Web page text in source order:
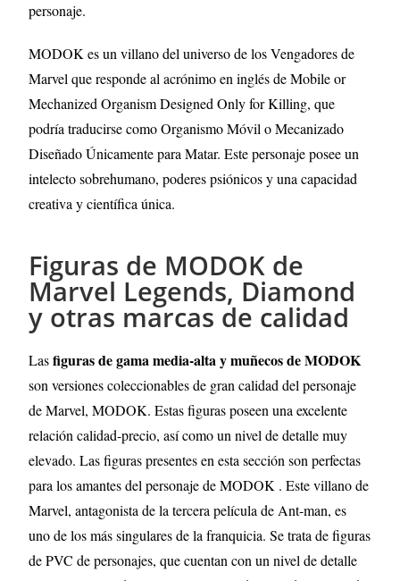
personaje.
MODOK es un villano del universo de los Vengadores de
Marvel que responde al acrónimo en inglés de Mobile or
Mechanized Organism Designed Only for Killing, que
podría traducirse como Organismo Móvil o Mecanizado
Diseñado Únicamente para Matar. Este personaje posee un
intelecto sobrehumano, poderes psiónicos y una capacidad
creativa y científica única.
Figuras de MODOK de
Marvel Legends, Diamond
y otras marcas de calidad
Lasfiguras de gama media-alta y muñecos deMODOK
son versiones coleccionables de gran calidad del personaje
de Marvel,MODOK. Estas figuras poseen una excelente
relación calidad-precio, así como un nivel de detalle muy
elevado. Las figuras presentes en esta sección son perfectas
para los amantes del personaje deMODOK . Este villano de
Marvel, antagonista de la tercera película de Ant-man, es
uno de los más singulares de la franquicia. Se trata de figuras
de PVC de personajes, que cuentan con un nivel de detalle